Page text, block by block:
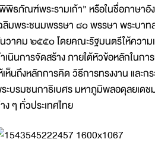
พิธภัณฑ์พระรามเก้า” หรือในชื่อภาษาอั
ลิมพระชนมพรรษา ๘๐ พรรษา พระบา
วาคม ๒๕๕๐ โดยคณะรัฐมนตรีให้ควา
เนินการจัดสร้าง ภายใต้หัวข้อหลักในก
เห็นถึงหลักการคิด วิธีการทรงงาน และ
ะบรมชนกาธิเบศร มหาภูมิพลอดุลยเด
ง ๆ ทั่วประเทศไทย